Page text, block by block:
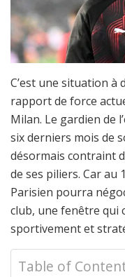
C’est une situation
rapport de force
Milan. Le gardien de
six derniers mois de
désormais contraint
de ses piliers. Car au
Parisien pourra
club, une fenêtre qui
sportivement et
Table of